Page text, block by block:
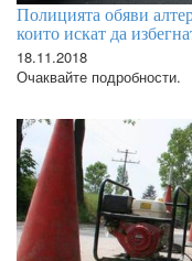
Полицията обяви
които искат да
18.11.2018
Очаквайте подробности.